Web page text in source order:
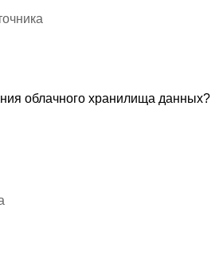
облачного хранилища данных?